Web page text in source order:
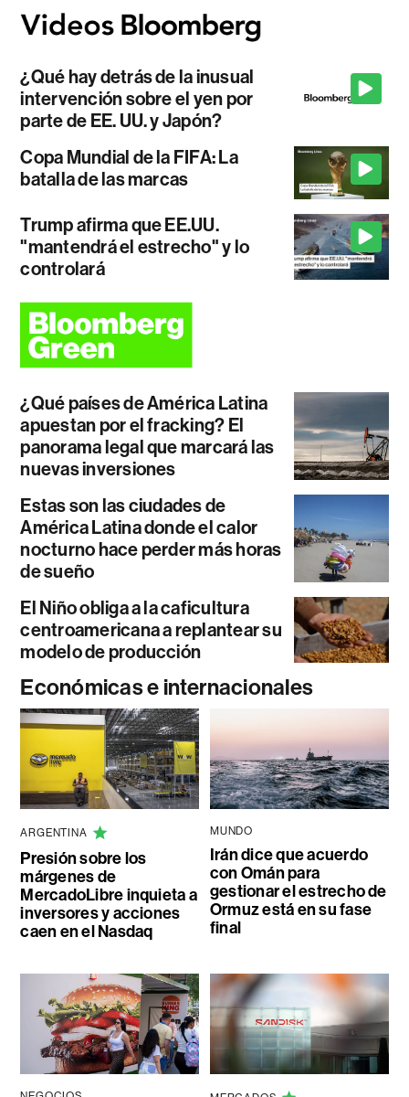
¿Qué hay detrás de la inusual
intervención sobre el yen por
parte de EE. UU. y Japón?
Copa Mundial de la FIFA: La
batalla de las marcas
Trump afirma que EE.UU.
"mantendrá el estrecho" y lo
controlará
¿Qué países de América Latina
apuestan por el fracking? El
panorama legal que marcará las
nuevas inversiones
Estas son las ciudades de
América Latina donde el calor
nocturno hace perder más horas
de sueño
El Niño obliga a la caficultura
centroamericana a replantear su
modelo de producción
Económicas e internacionales
ARGENTINA
Presión sobre los
márgenes de
MercadoLibre inquieta a
inversores y acciones
caen en el Nasdaq
MUNDO
Irán dice que acuerdo
con Omán para
gestionar el estrecho de
Ormuz está en su fase
final